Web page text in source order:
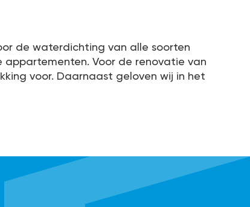
de waterdichting van alle soorten
appartementen. Voor de renovatie van
voor. Daarnaast geloven wij in het